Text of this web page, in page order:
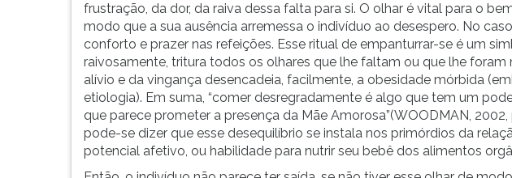
frustração, da dor, da raiva dessa falta para si. O olhar é vital para o
modo que a sua ausência arremessa o indivíduo ao desespero. No
conforto e prazer nas refeições. Esse ritual de empanturrar-se é um
raivosamente, tritura todos os olhares que lhe faltam ou que lhe
alívio e da vingança desencadeia, facilmente, a obesidade mórbida
etiologia). Em suma, “comer desregradamente é algo que tem um
que parece prometer a presença da Mãe Amorosa”(WOODMAN, 2002,
pode-se dizer que esse desequilíbrio se instala nos primórdios da
potencial afetivo, ou habilidade para nutrir seu bebê dos alimentos